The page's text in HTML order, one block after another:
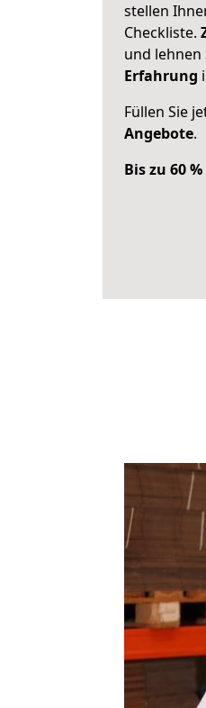
stellen
Checkliste.
und lehnen
Erfahrung
Füllen Sie
Angebote.
Bis zu 60